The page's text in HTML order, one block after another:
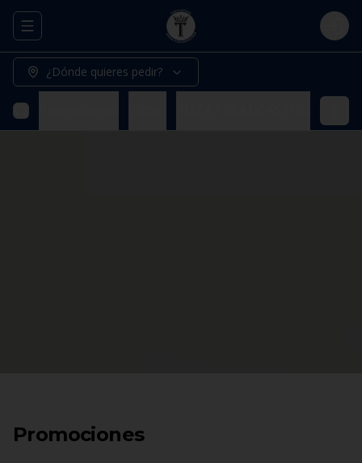
Abrir menu de navegación Login
¿Dónde quieres pedir?
Promociones